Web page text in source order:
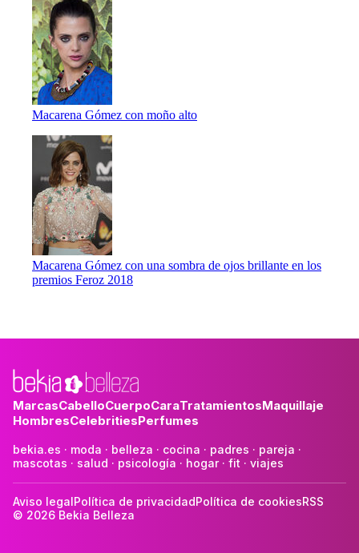
Macarena Gómez con moño alto
Macarena Gómez con una sombra de ojos brillante en los
premios Feroz 2018
MarcasCabelloCuerpoCaraTratamientosMaquillaje
HombresCelebritiesPerfumes
bekia.es · moda · belleza · cocina · padres · pareja ·
mascotas · salud · psicología · hogar· fit · viajes
Aviso legalPolítica de privacidadPolítica de cookiesRSS
© 2026 Bekia Belleza